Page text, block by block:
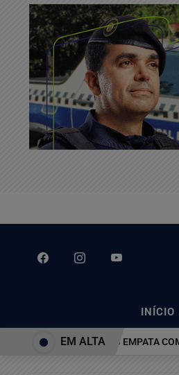
INÍCIO
ATLÉTICO-MG EMPATA COM O
EM ALTA